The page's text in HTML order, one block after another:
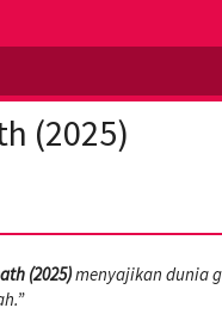
(2025)
(2025)menyajikan dunia